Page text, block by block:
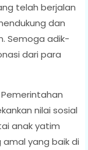
telah berjalan
dan
Semoga adik-
dari para
nilai sosial
anak yatim
yang baik di